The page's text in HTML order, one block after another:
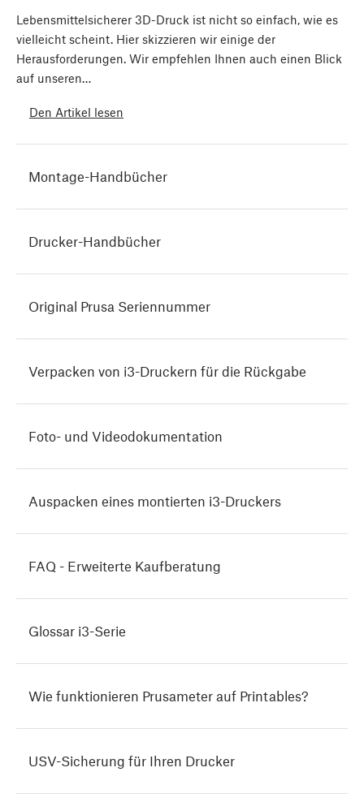
Lebensmittelsicherer 3D-Druck ist nicht so einfach, wie es
vielleicht scheint. Hier skizzieren wir einige der
Herausforderungen. Wir empfehlen Ihnen auch einen Blick
auf unseren…
Den Artikel lesen
Montage-Handbücher
Drucker-Handbücher
Original Prusa Seriennummer
Verpacken von i3-Druckern für die Rückgabe
Foto- und Videodokumentation
Auspacken eines montierten i3-Druckers
FAQ - Erweiterte Kaufberatung
Glossar i3-Serie
Wie funktionieren Prusameter auf Printables?
USV-Sicherung für Ihren Drucker